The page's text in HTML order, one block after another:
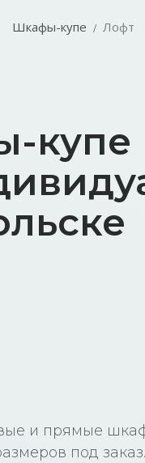
купе
и прямые
под
Шкафы-купе Лофт